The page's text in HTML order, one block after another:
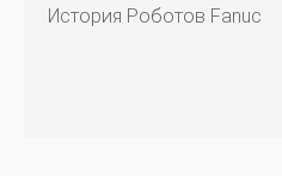
История Роботов Fanuc